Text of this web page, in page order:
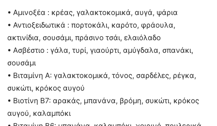
• Αμινοξέα : κρέας, γαλακτοκομικά, αυγά, ψάρια
• Αντιοξειδωτικά : πορτοκάλι, καρότο, φράουλα,
ακτινίδια, σουσάμι, πράσινο τσάι, ελαιόλαδο
• Ασβέστιο : γάλα, τυρί, γιαούρτι, αμύγδαλα, σπανάκι,
σουσάμι
• Βιταμίνη Α: γαλακτοκομικά, τόνος, σαρδέλες, ρέγκα,
συκώτι, κρόκος αυγού
• Βιοτίνη Β7: αρακάς, μπανάνα, βρόμη, συκώτι, κρόκος
αυγού, καλαμπόκι